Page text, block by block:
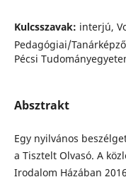
Kulcsszavak: interjú,
Pedagógiai/
Pécsi
Absztrakt
Egy nyilvános
a Tisztelt Olvasó. A
Irodalom Házában